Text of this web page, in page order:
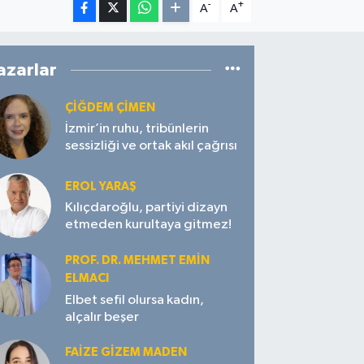
A- A+
ÇIĞDEM ÇIMEN
İzmir’in ruhu, tribünlerin
sessizliği ve ortak akıl çağrısı
EROL YARAŞ
Kılıçdaroğlu, partiyi dizayn
etmeden kurultaya gitmez!
PROF. DR. MEHMET EMIN
ELMACI
Elbet sefil olursa kadın,
alçalır beşer
FAIZE GIZEM MADEN